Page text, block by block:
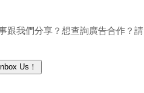
跟我們分享？想查詢廣告合作？
Us！